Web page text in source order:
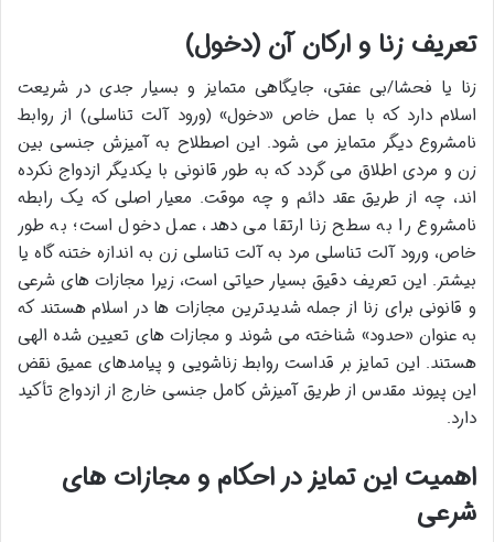
تعریف زنا و ارکان آن (دخول)
زنا یا فحشا/بی عفتی، جایگاهی متمایز و بسیار جدی در شریعت
اسلام دارد که با عمل خاص «دخول» (ورود آلت تناسلی) از روابط
نامشروع دیگر متمایز می شود. این اصطلاح به آمیزش جنسی بین
زن و مردی اطلاق می گردد که به طور قانونی با یکدیگر ازدواج نکرده
اند، چه از طریق عقد دائم و چه موقت. معیار اصلی که یک رابطه
نامشروع را به سطح زنا ارتقا می دهد، عمل دخول است؛ به طور
خاص، ورود آلت تناسلی مرد به آلت تناسلی زن به اندازه ختنه گاه یا
بیشتر. این تعریف دقیق بسیار حیاتی است، زیرا مجازات های شرعی
و قانونی برای زنا از جمله شدیدترین مجازات ها در اسلام هستند که
به عنوان «حدود» شناخته می شوند و مجازات های تعیین شده الهی
هستند. این تمایز بر قداست روابط زناشویی و پیامدهای عمیق نقض
این پیوند مقدس از طریق آمیزش کامل جنسی خارج از ازدواج تأکید
دارد.
اهمیت این تمایز در احکام و مجازات های
شرعی